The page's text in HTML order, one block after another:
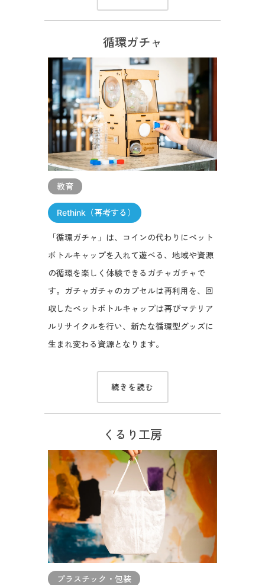
循環ガチャ
教育
Rethink（再考する）
「循環ガチャ」は、コインの代わりにペット
ボトルキャップを入れて遊べる、地域や資源
の循環を楽しく体験できるガチャガチャで
す。ガチャガチャのカプセルは再利用を、回
収したペットボトルキャップは再びマテリア
ルリサイクルを行い、新たな循環型グッズに
生まれ変わる資源となります。
続きを読む
くるり工房
プラスチック・包装